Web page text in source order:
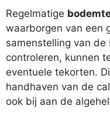
Regelmatige
waarborgen van een
samenstelling van
controleren, kunnen
eventuele tekorten.
handhaven van de
ook bij aan de